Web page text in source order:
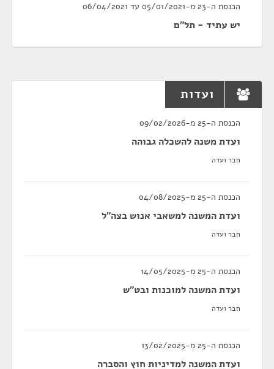
הכנסת ה-23 מ-05/01/2021 עד 06/04/2021
יש עתיד - תל"ם
ועדות
הכנסת ה-25 מ-09/02/2026
ועדת משנה להשכלה גבוהה
חבר ועדה
הכנסת ה-25 מ-04/08/2025
ועדת המשנה למשאבי אנוש בצה"ל
חבר ועדה
הכנסת ה-25 מ-14/05/2025
ועדת המשנה למוכנות ובט"ש
חבר ועדה
הכנסת ה-25 מ-13/02/2025
ועדת המשנה למדיניות חוץ והסברה